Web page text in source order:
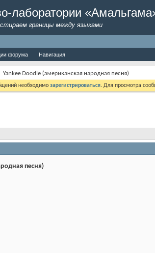
лаборатории
границы между языками
форума Навигация
Yankee Doodle (американская народная песня)
необходимо зарегистрироваться. Для просмотра
песня)